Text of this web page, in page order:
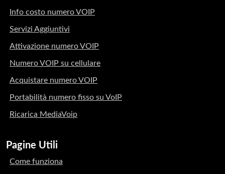
Info costo numero VOIP
Servizi Aggiuntivi
Attivazione numero VOIP
Numero VOIP su cellulare
Acquistare numero VOIP
Portabilità numero fisso su VoIP
Ricarica MediaVoip
Pagine Utili
Come funziona